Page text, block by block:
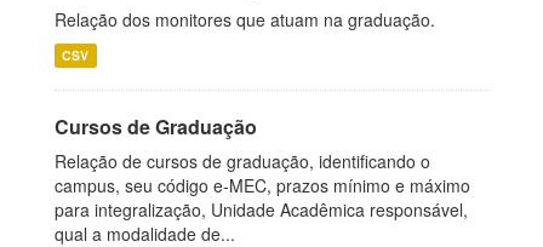
Relação dos monitores que atuam na graduação.
CSV
Cursos de Graduação
Relação de cursos de graduação, identificando o
campus, seu código e-MEC, prazos mínimo e máximo
para integralização, Unidade Acadêmica responsável,
qual a modalidade de...